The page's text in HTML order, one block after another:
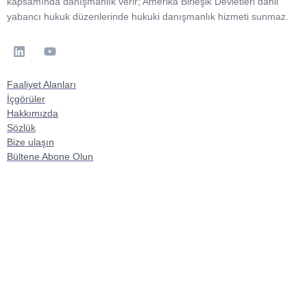
yabancı hukuk düzenlerinde hukuki danışmanlık hizmeti sunmaz.
Faaliyet Alanları
İçgörüler
Hakkımızda
Sözlük
Bize ulaşın
Bültene Abone Olun